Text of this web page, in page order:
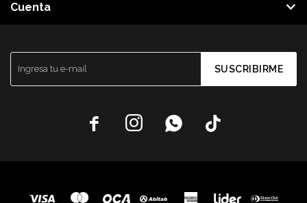
SUSCRIBIRME
   
Cuenta